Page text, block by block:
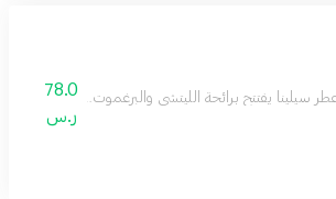
عطر سيلينا يفتتح برائحة الليتشي والبرغموت، ثم يتدرج
78.0
ر.س